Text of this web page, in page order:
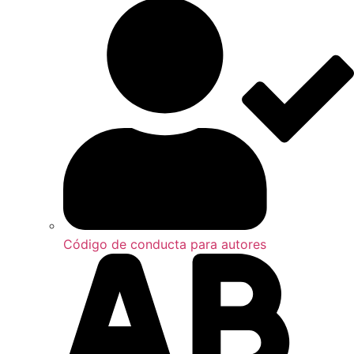
Código de conducta para autores